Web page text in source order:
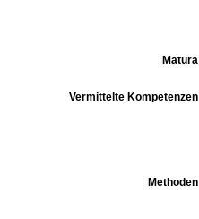
Matura
Vermittelte Kompetenzen
Methoden